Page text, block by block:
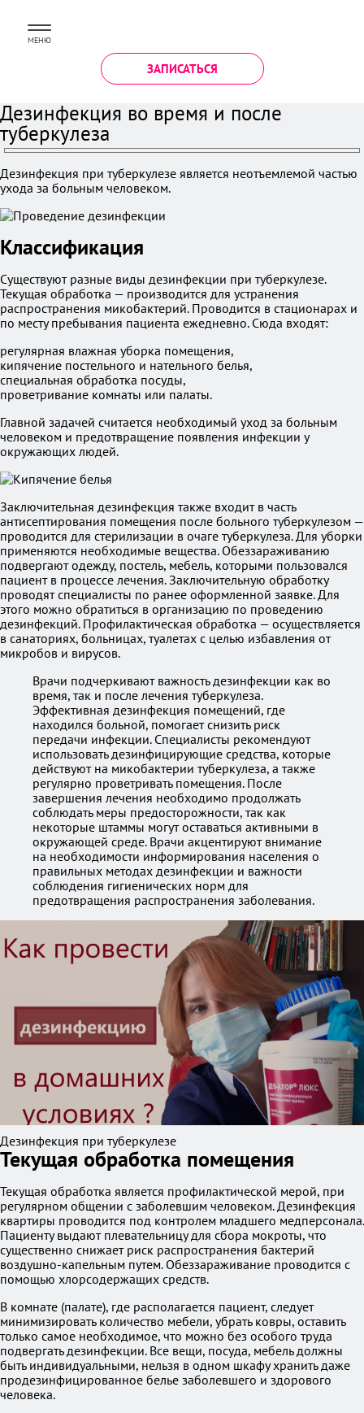
МЕНЮ
ЗАПИСАТЬСЯ
Дезинфекция во время и после
туберкулеза
Дезинфекция при туберкулезе является неотъемлемой частью
ухода за больным человеком.
Классификация
Существуют разные виды дезинфекции при туберкулезе.
Текущая обработка — производится для устранения
распространения микобактерий. Проводится в стационарах и
по месту пребывания пациента ежедневно. Сюда входят:
регулярная влажная уборка помещения,
кипячение постельного и нательного белья,
специальная обработка посуды,
проветривание комнаты или палаты.
Главной задачей считается необходимый уход за больным
человеком и предотвращение появления инфекции у
окружающих людей.
Заключительная дезинфекция также входит в часть
антисептирования помещения после больного туберкулезом —
проводится для стерилизации в очаге туберкулеза. Для уборки
применяются необходимые вещества. Обеззараживанию
подвергают одежду, постель, мебель, которыми пользовался
пациент в процессе лечения. Заключительную обработку
проводят специалисты по ранее оформленной заявке. Для
этого можно обратиться в организацию по проведению
дезинфекций. Профилактическая обработка — осуществляется
в санаториях, больницах, туалетах с целью избавления от
микробов и вирусов.
Врачи подчеркивают важность дезинфекции как во
время, так и после лечения туберкулеза.
Эффективная дезинфекция помещений, где
находился больной, помогает снизить риск
передачи инфекции. Специалисты рекомендуют
использовать дезинфицирующие средства, которые
действуют на микобактерии туберкулеза, а также
регулярно проветривать помещения. После
завершения лечения необходимо продолжать
соблюдать меры предосторожности, так как
некоторые штаммы могут оставаться активными в
окружающей среде. Врачи акцентируют внимание
на необходимости информирования населения о
правильных методах дезинфекции и важности
соблюдения гигиенических норм для
предотвращения распространения заболевания.
Дезинфекция при туберкулезе
Текущая обработка помещения
Текущая обработка является профилактической мерой, при
регулярном общении с заболевшим человеком. Дезинфекция
квартиры проводится под контролем младшего медперсонала.
Пациенту выдают плевательницу для сбора мокроты, что
существенно снижает риск распространения бактерий
воздушно-капельным путем. Обеззараживание проводится с
помощью хлорсодержащих средств.
В комнате (палате), где располагается пациент, следует
минимизировать количество мебели, убрать ковры, оставить
только самое необходимое, что можно без особого труда
подвергать дезинфекции. Все вещи, посуда, мебель должны
быть индивидуальными, нельзя в одном шкафу хранить даже
продезинфицированное белье заболевшего и здорового
человека.